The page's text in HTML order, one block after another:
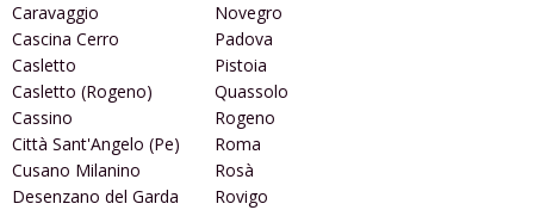
Caravaggio
Cascina Cerro
Casletto
Casletto (Rogeno)
Cassino
Città Sant'Angelo (Pe)
Cusano Milanino
Desenzano del Garda
Novegro
Padova
Pistoia
Quassolo
Rogeno
Roma
Rosà
Rovigo